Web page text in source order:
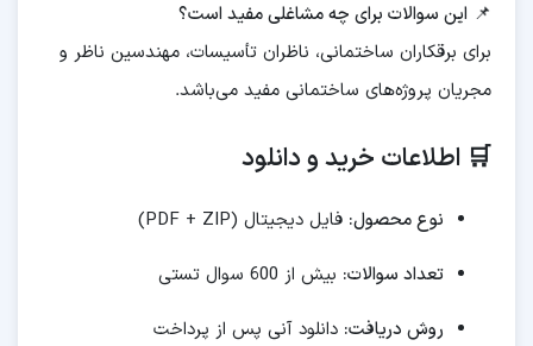
📌 این سوالات برای چه مشاغلی مفید است؟
برای برقکاران ساختمانی، ناظران تأسیسات، مهندسین ناظر و
مجریان پروژه‌های ساختمانی مفید می‌باشد.
🛒 اطلاعات خرید و دانلود
نوع محصول: فایل دیجیتال (PDF + ZIP)
تعداد سوالات: بیش از 600 سوال تستی
روش دریافت: دانلود آنی پس از پرداخت